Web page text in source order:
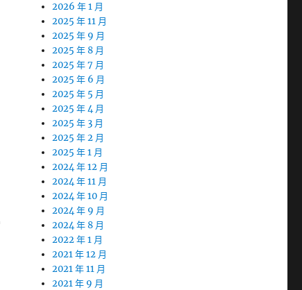
2026 年 1 月
2025 年 11 月
2025 年 9 月
2025 年 8 月
2025 年 7 月
2025 年 6 月
2025 年 5 月
2025 年 4 月
2025 年 3 月
2025 年 2 月
2025 年 1 月
2024 年 12 月
2024 年 11 月
2024 年 10 月
2024 年 9 月
2024 年 8 月
2022 年 1 月
2021 年 12 月
2021 年 11 月
2021 年 9 月